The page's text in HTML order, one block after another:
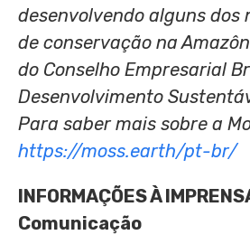
desenvolvendo alguns dos
de conservação na
do Conselho Empresarial
Desenvolvimento
Para saber mais sobre a
https://moss.earth/pt-br/
INFORMAÇÕES À
Comunicação